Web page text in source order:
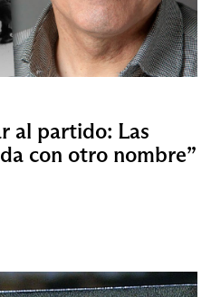
al partido: Las
con otro nombre”